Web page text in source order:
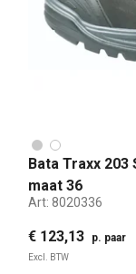
Bata Traxx
maat 36
Art: 8020336
€ 123,13 p. paar
Excl. BTW